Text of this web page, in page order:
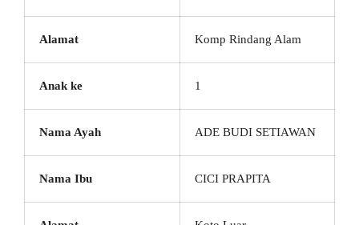
Alamat Komp Rindang Alam
Anak ke 1
Nama Ayah ADE BUDI SETIAWAN
Nama Ibu CICI PRAPITA